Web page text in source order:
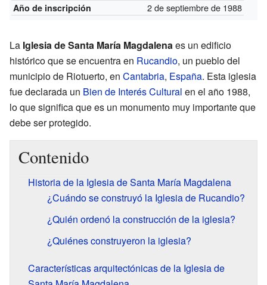
Año de inscripción 2 de septiembre de 1988
La Iglesia de Santa María Magdalenaes un edificio
histórico que se encuentra en Rucandio, un pueblo del
municipio de Riotuerto, en Cantabria, España. Esta iglesia
fue declarada un Bien de Interés Cultural en el año 1988,
lo que significa que es un monumento muy importante que
debe ser protegido.
Contenido
Historia de la Iglesia de Santa María Magdalena
¿Cuándo se construyó la Iglesia de Rucandio?
¿Quién ordenó la construcción de la iglesia?
¿Quiénes construyeron la iglesia?
Características arquitectónicas de la Iglesia de